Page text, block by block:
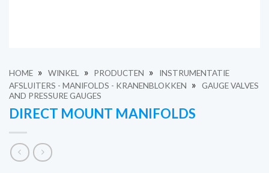
HOME » WINKEL » PRODUCTEN »
INSTRUMENTATIE
AFSLUITERS - MANIFOLDS - KRANENBLOKKEN
»
GAUGE VALVES
AND PRESSURE GAUGES
DIRECT MOUNT MANIFOLDS